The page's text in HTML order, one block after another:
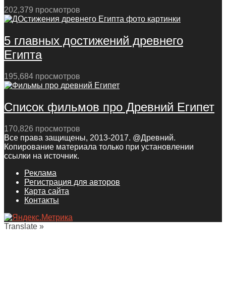
202,379 просмотров
5 главных достижений древнего
Египта
195,684 просмотров
Список фильмов про Древний Египет
170,826 просмотров
Все права защищены, 2013-2017. @Древний.
Копирование материала только при установлении
ссылки на источник.
Реклама
Регистрация для авторов
Карта сайта
Контакты
Translate »